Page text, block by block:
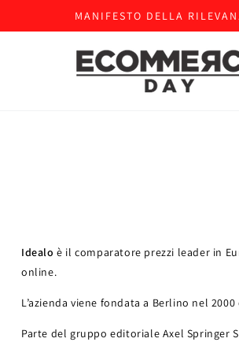
MANIFESTO DELLA
Idealo è il comparatore prezzi leader in
online.
L’azienda viene fondata a Berlino nel
Parte del gruppo editoriale Axel Springer